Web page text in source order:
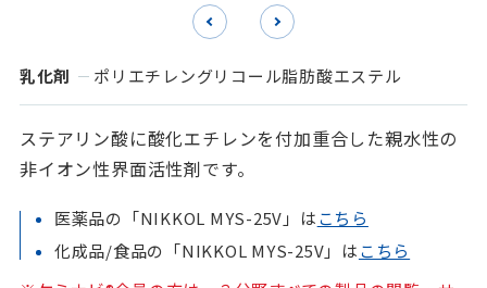
乳化剤 ポリエチレングリコール脂肪酸エステル
ステアリン酸に酸化エチレンを付加重合した親水性の
非イオン性界面活性剤です。
医薬品の「NIKKOL MYS-25V」はこちら
化成品/食品の「NIKKOL MYS-25V」はこちら